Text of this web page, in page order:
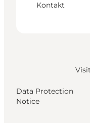
Kontakt
Data Protection
Notice